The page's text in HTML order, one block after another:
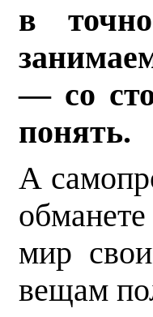
в
— со
понять.
А
мир
вещам